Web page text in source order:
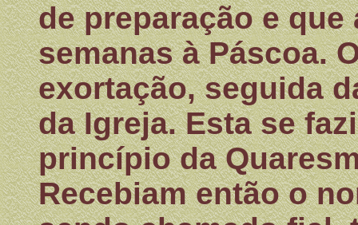
de preparação e
semanas à Páscoa.
exortação, seguida
da Igreja. Esta se
princípio da
Recebiam então o